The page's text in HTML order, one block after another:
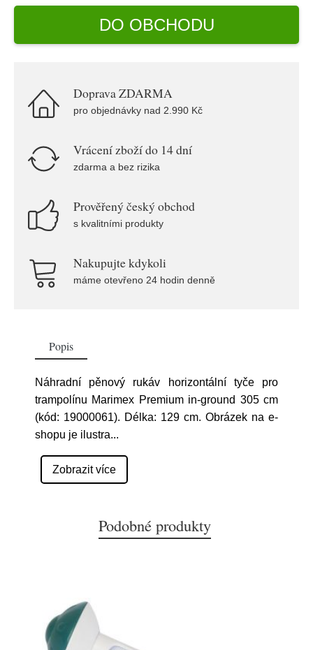
DO OBCHODU
Doprava ZDARMA
pro objednávky nad 2.990 Kč
Vrácení zboží do 14 dní
zdarma a bez rizika
Prověřený český obchod
s kvalitními produkty
Nakupujte kdykoli
máme otevřeno 24 hodin denně
Popis
Náhradní pěnový rukáv horizontální tyče pro
trampolínu Marimex Premium in-ground 305 cm
(kód: 19000061). Délka: 129 cm. Obrázek na e-
shopu je ilustra...
Zobrazit více
Podobné produkty